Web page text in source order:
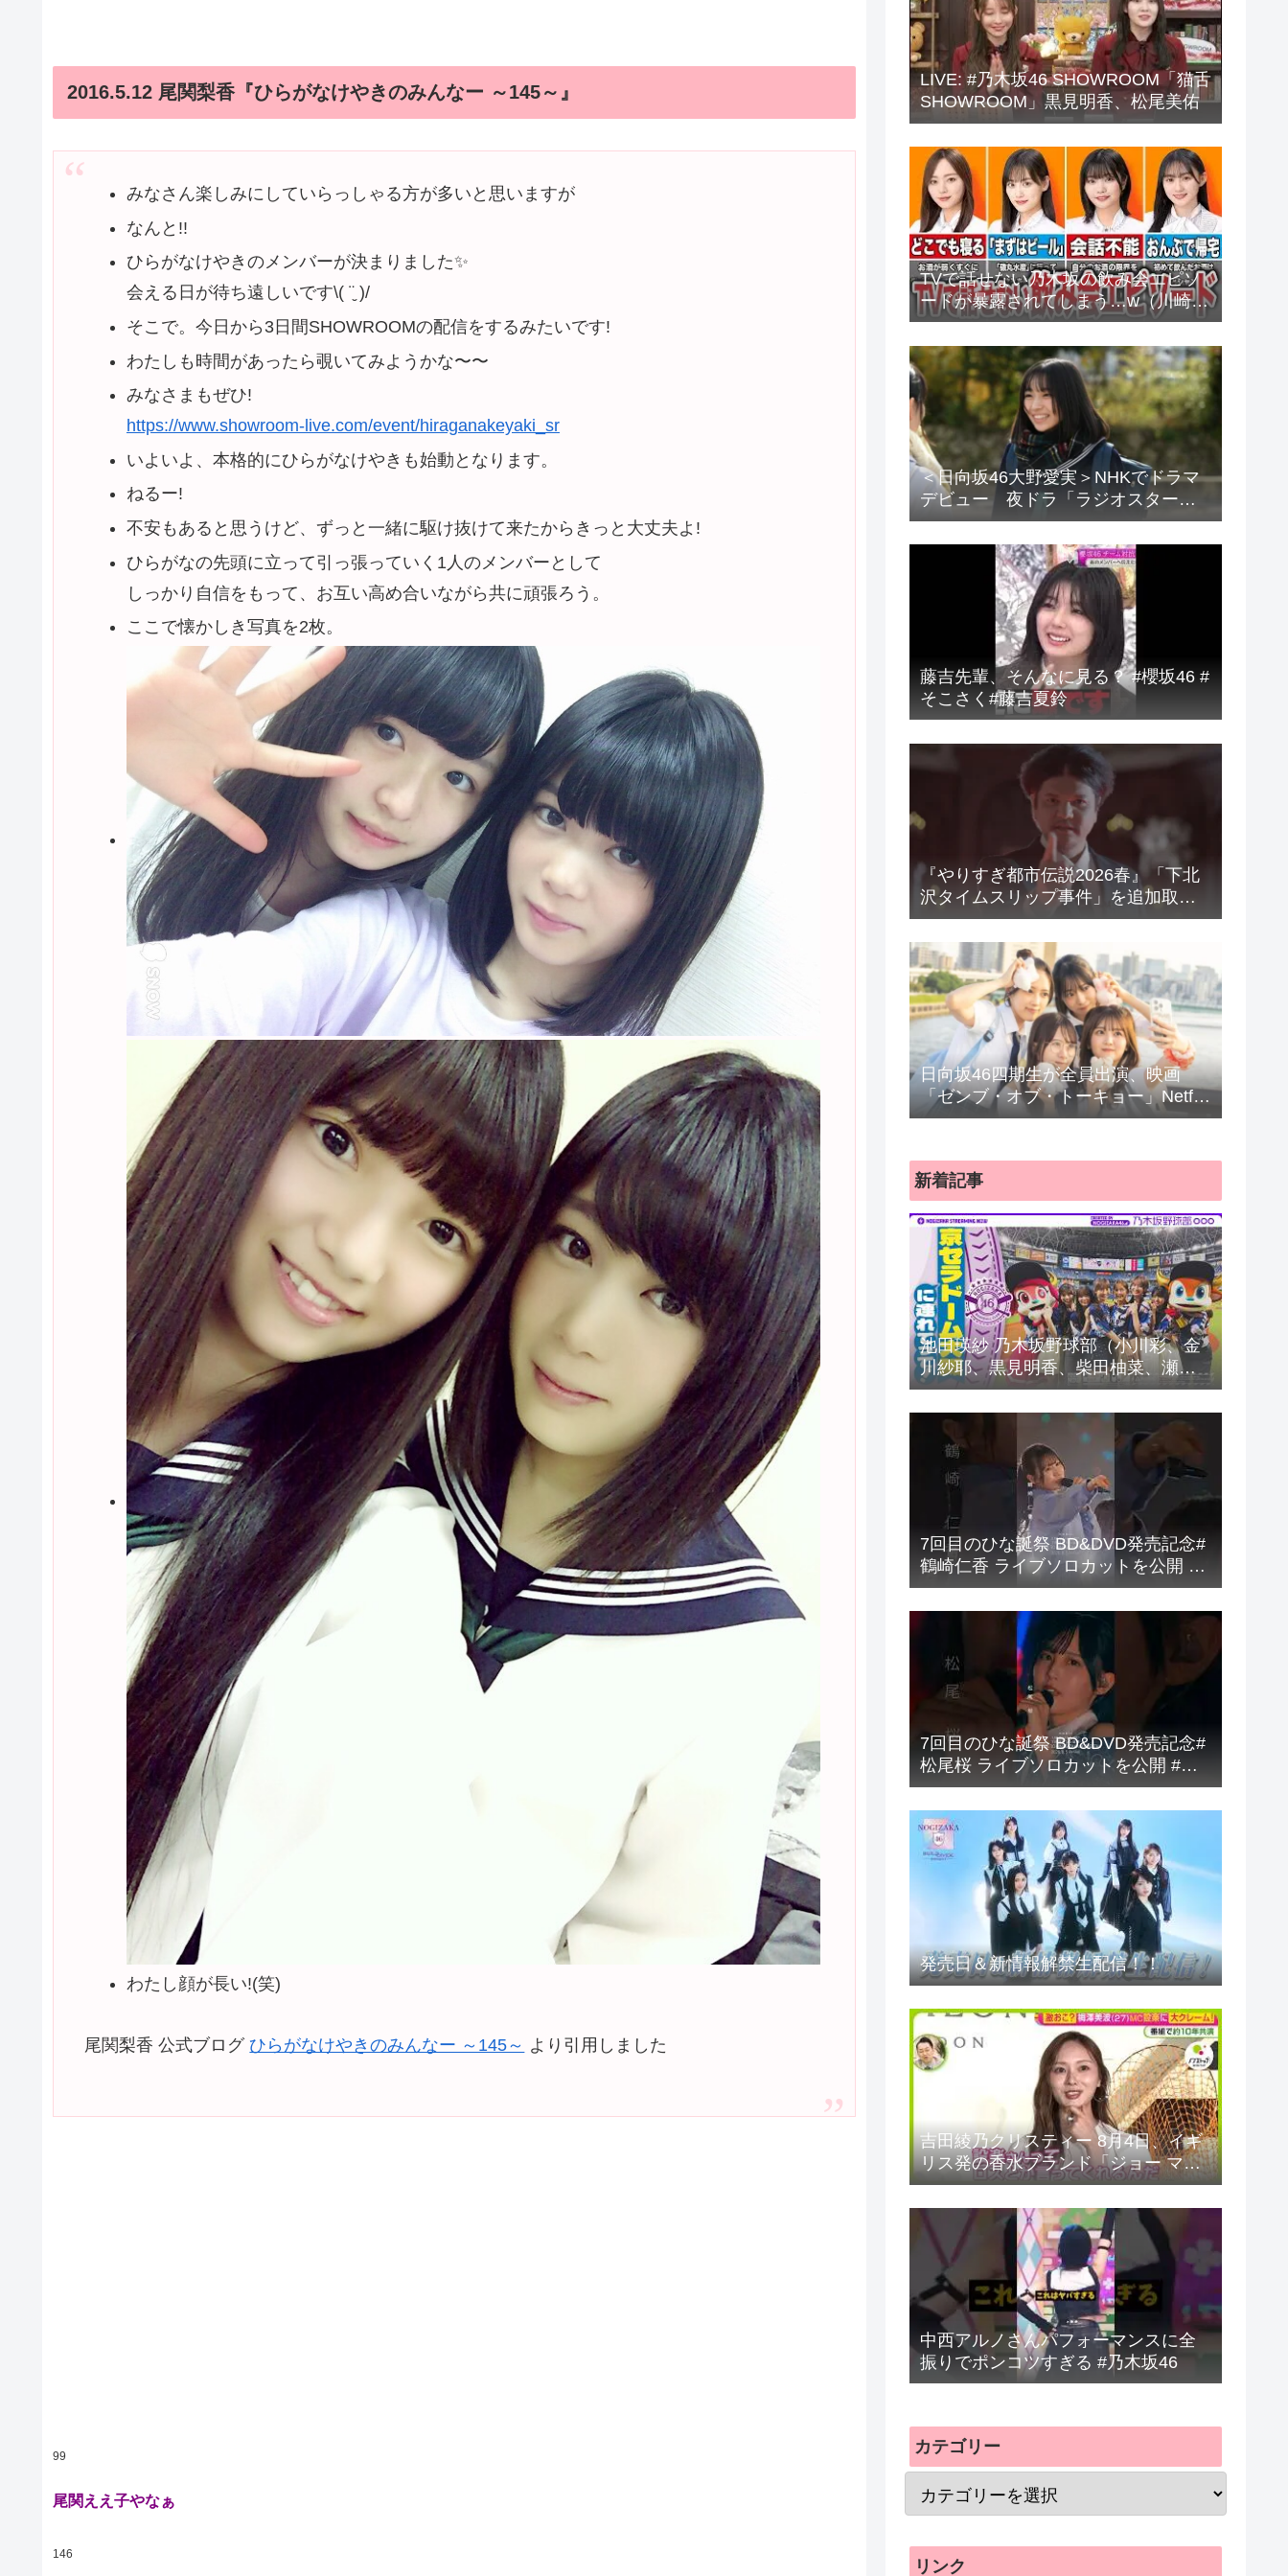
2016.5.12 尾関梨香『ひらがなけやきのみんなー ～145～』
みなさん楽しみにしていらっしゃる方が多いと思いますが
なんと!!
ひらがなけやきのメンバーが決まりました✨
会える日が待ち遠しいです\( ¨̮ )/
そこで。今日から3日間SHOWROOMの配信をするみたいです!
わたしも時間があったら覗いてみようかな〜〜
みなさまもぜひ!
https://www.showroom-live.com/event/hiraganakeyaki_sr
いよいよ、本格的にひらがなけやきも始動となります。
ねるー!
不安もあると思うけど、ずっと一緒に駆け抜けて来たからきっと大丈夫よ!
ひらがなの先頭に立って引っ張っていく1人のメンバーとして
しっかり自信をもって、お互い高め合いながら共に頑張ろう。
ここで懐かしき写真を2枚。
わたし顔が長い!(笑)
尾関梨香 公式ブログひらがなけやきのみんなー ～145～ より引用しました
99
尾関ええ子やなぁ
146
LIVE: #乃木坂46 SHOWROOM「猫舌
SHOWROOM」黒見明香、松尾美佑
TVで話せない乃木坂の飲み会エピソ
ードが暴露されてしまう…w（川崎
桜、中西アルノ、梅澤美波、山下美
月、他）
＜日向坂46大野愛実＞NHKでドラマ
デビュー 夜ドラ「ラジオスター」
登場に「かわいさハンパない」「演
技上手じゃん！」の声
藤吉先輩、そんなに見る？ #櫻坂46 #
そこさく#藤吉夏鈴
『やりすぎ都市伝説2026春』「下北
沢タイムスリップ事件」を追加取
材 “Mr.都市伝説”関暁夫は宇宙人に
迫る きょう22日放送
日向坂46四期生が全員出演、映画
「ゼンブ・オブ・トーキョー」Netflix
で配信
新着記事
池田瑛紗 乃木坂野球部（小川彩、金
川紗耶、黒見明香、柴田柚菜、瀬戸
口心月、長嶋凛桜）の楽曲「パシフ
ィの反応まとめ
7回目のひな誕祭 BD&DVD発売記念#
鶴崎仁香 ライブソロカットを公開 #
日向坂46 #hinatazaka46 #
7回目のひな誕祭 BD&DVD発売記念#
松尾桜 ライブソロカットを公開 #日
向坂46
発売日＆新情報解禁生配信！！
吉田綾乃クリスティー 8月4日、イギ
リス発の香水ブランド「ジョー マロ
ーン ロンドン」のポップアップイベ
ントに登の反応まとめ
中西アルノさんパフォーマンスに全
振りでポンコツすぎる #乃木坂46
カテゴリー
リンク